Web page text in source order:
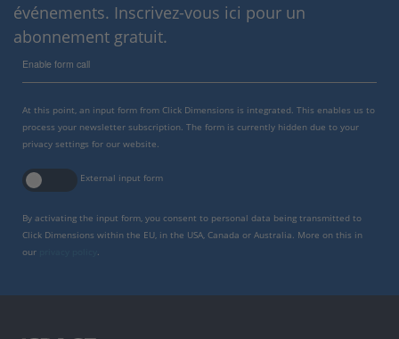
événements. Inscrivez-vous ici pour un
abonnement gratuit.
Enable form call
At this point, an input form from Click Dimensions is integrated. This enables us to
process your newsletter subscription. The form is currently hidden due to your
privacy settings for our website.
External input form
By activating the input form, you consent to personal data being transmitted to
Click Dimensions within the EU, in the USA, Canada or Australia. More on this in
our